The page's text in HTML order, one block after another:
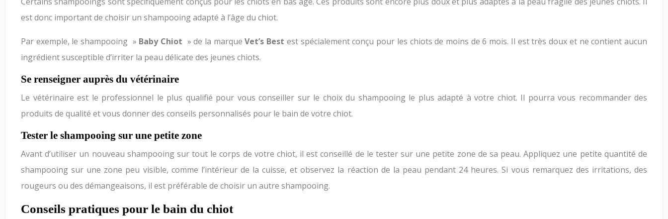
est donc important de choisir un shampooing adapté à l’âge du chiot.
Par exemple, le shampooing » Baby Chiot » de la marqueVet’s Best est spécialement conçu pour les chiots de moins de 6 mois. Il est très doux et ne contient aucun
ingrédient susceptible d’irriter la peau délicate des jeunes chiots.
Se renseigner auprès du vétérinaire
Le vétérinaire est le professionnel le plus qualifié pour vous conseiller sur le choix du shampooing le plus adapté à votre chiot. Il pourra vous recommander des
produits de qualité et vous donner des conseils personnalisés pour le bain de votre chiot.
Tester le shampooing sur une petite zone
Avant d’utiliser un nouveau shampooing sur tout le corps de votre chiot, il est conseillé de le tester sur une petite zone de sa peau. Appliquez une petite quantité de
shampooing sur une zone peu visible, comme l’intérieur de la cuisse, et observez la réaction de la peau pendant 24 heures. Si vous remarquez des irritations, des
rougeurs ou des démangeaisons, il est préférable de choisir un autre shampooing.
Conseils pratiques pour le bain du chiot